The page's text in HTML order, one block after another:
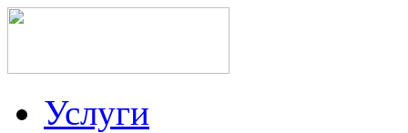
Услуги